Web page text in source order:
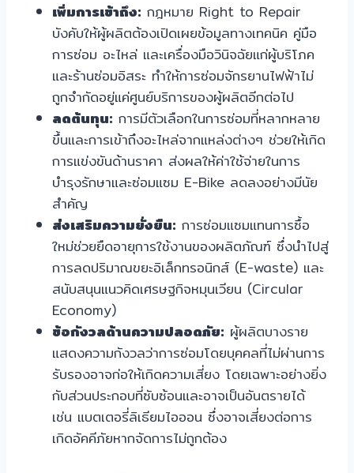
เพิ่มการเข้าถึง: กฎหมาย Right to Repair
บังคับให้ผู้ผลิตต้องเปิดเผยข้อมูลทางเทคนิค คู่มือ
การซ่อม อะไหล่ และเครื่องมือวินิจฉัยแก่ผู้บริโภค
และร้านซ่อมอิสระ ทำให้การซ่อมจักรยานไฟฟ้าไม่
ถูกจำกัดอยู่แค่ศูนย์บริการของผู้ผลิตอีกต่อไป
ลดต้นทุน: การมีตัวเลือกในการซ่อมที่หลากหลาย
ขึ้นและการเข้าถึงอะไหล่จากแหล่งต่างๆ ช่วยให้เกิด
การแข่งขันด้านราคา ส่งผลให้ค่าใช้จ่ายในการ
บำรุงรักษาและซ่อมแซม E-Bike ลดลงอย่างมีนัย
สำคัญ
ส่งเสริมความยั่งยืน: การซ่อมแซมแทนการซื้อ
ใหม่ช่วยยืดอายุการใช้งานของผลิตภัณฑ์ ซึ่งนำไปสู่
การลดปริมาณขยะอิเล็กทรอนิกส์ (E-waste) และ
สนับสนุนแนวคิดเศรษฐกิจหมุนเวียน (Circular
Economy)
ข้อกังวลด้านความปลอดภัย: ผู้ผลิตบางราย
แสดงความกังวลว่าการซ่อมโดยบุคคลที่ไม่ผ่านการ
รับรองอาจก่อให้เกิดความเสี่ยง โดยเฉพาะอย่างยิ่ง
กับส่วนประกอบที่ซับซ้อนและอาจเป็นอันตรายได้
เช่น แบตเตอรี่ลิเธียมไอออน ซึ่งอาจเสี่ยงต่อการ
เกิดอัคคีภัยหากจัดการไม่ถูกต้อง